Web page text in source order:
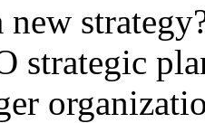
strategic